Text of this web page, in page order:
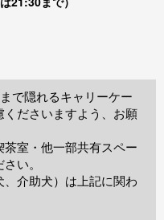
で隠れるキャリーケー
ださいますよう、お願
室・他一部共有スペー
い。
介助犬）は上記に関わ